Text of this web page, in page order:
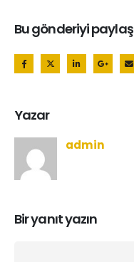
Bu gönderiyi paylaş
Yazar
admin
Bir yanıt yazın